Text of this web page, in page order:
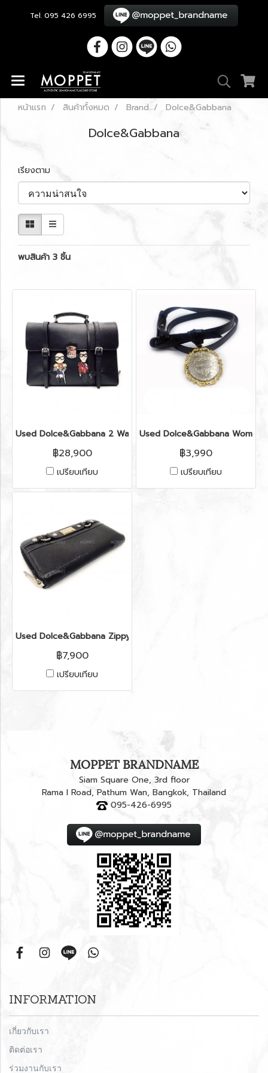
Tel. 095 426 6995
หน้าแรก สินค้าทั้งหมด Brand Dolce&Gabbana
Dolce&Gabbana
เรียงตาม
พบสินค้า 3 ชิ้น
Used Dolce&Gabbana 2 Way Brief/Backpack in Nero Leather
฿28,900
เปรียบเทียบ
Used Dolce&Gabbana Women
฿3,990
เปรียบเทียบ
Used Dolce&Gabbana Zippy Long Wallet in Black Leather G/
฿7,900
เปรียบเทียบ
MOPPET BRANDNAME
Siam Square One, 3rd floor
Rama I Road, Pathum Wan, Bangkok, Thailand
095-426-6995
INFORMATION
เกี่ยวกับเรา
ติดต่อเรา
ร่วมงานกับเรา